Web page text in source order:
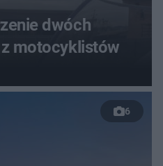
dwóch
motocyklistów
6